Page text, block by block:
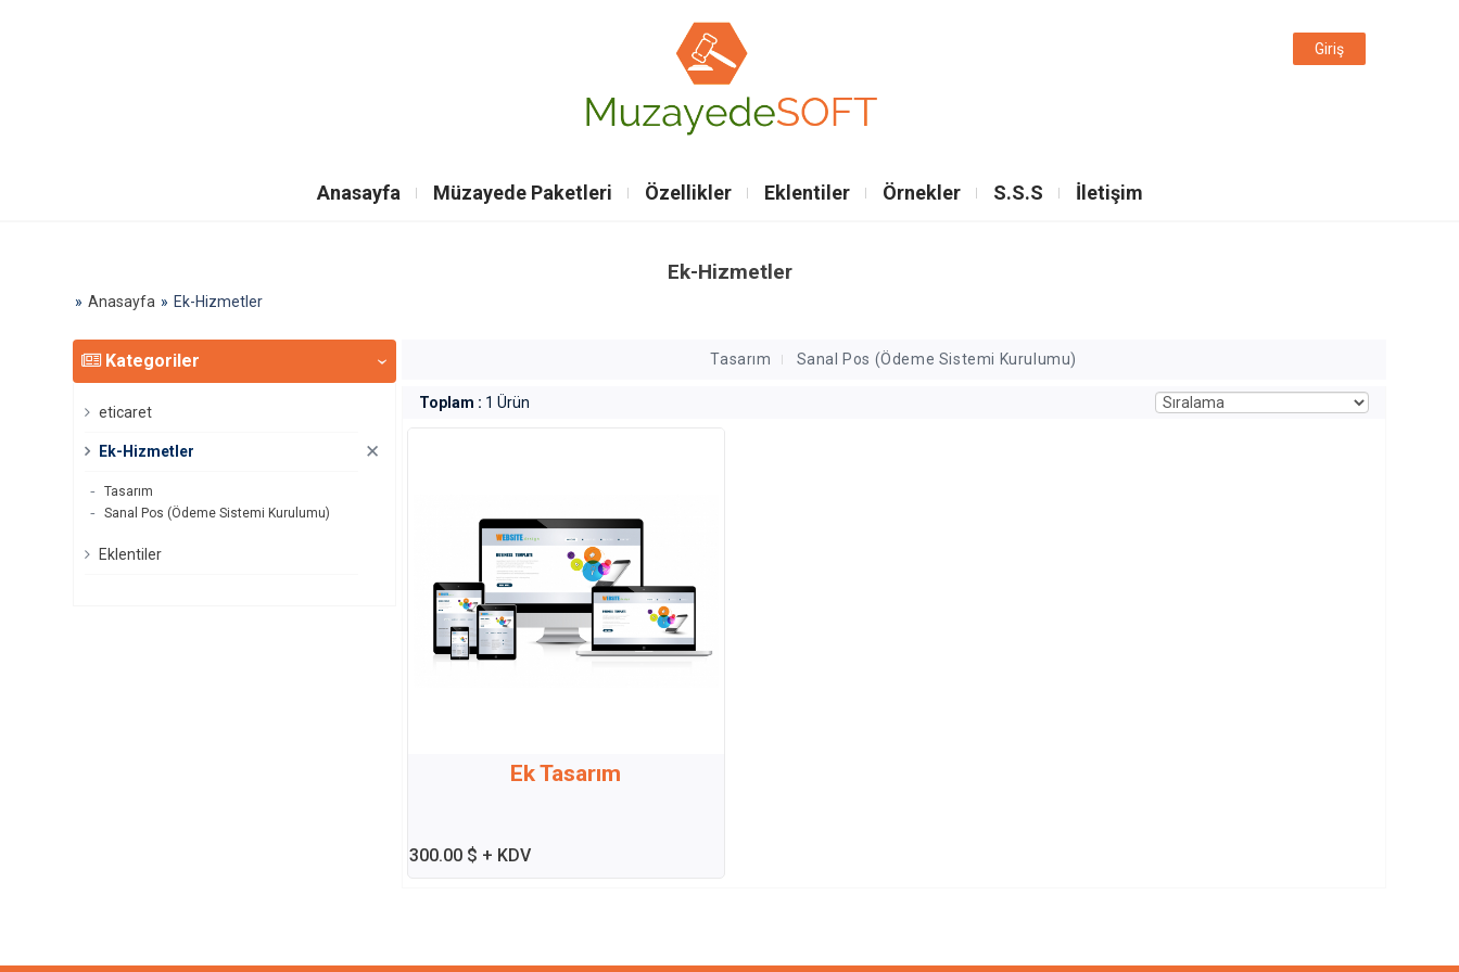
Giriş
Anasayfa Müzayede Paketleri Özellikler Eklentiler Örnekler S.S.S İletişim
Ek-Hizmetler
Anasayfa Ek-Hizmetler
Kategoriler ‹
eticaret
Ek-Hizmetler ✕
Tasarım
Sanal Pos (Ödeme Sistemi Kurulumu)
Eklentiler
Tasarım Sanal Pos (Ödeme Sistemi Kurulumu)
Toplam : 1 Ürün
Ek Tasarım
300.00 $ + KDV